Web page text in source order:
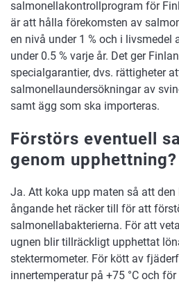
salmonellakontrollprogram för
är att hålla förekomsten av
en nivå under 1 % och i livsmedel
under 0.5 % varje år. Det ger
specialgarantier, dvs. rättigheter
salmonellaundersökningar av
samt ägg som ska importeras.
Förstörs eventuell
genom upphettning?
Ja. Att koka upp maten så att
ångande het räcker till för att
salmonellabakterierna. För att
ugnen blir tillräckligt upphettat
stektermometer. För kött av
innertemperatur på +75 °C och